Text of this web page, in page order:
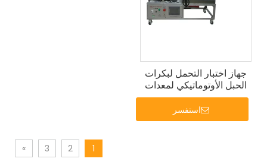
جهاز اختبار التحمل لبكرات
الحبل الأوتوماتيكي لمعدات
اختبار بكرات الحبل
الأوتوماتيكية IEC60335استفسر
1
2
3
»